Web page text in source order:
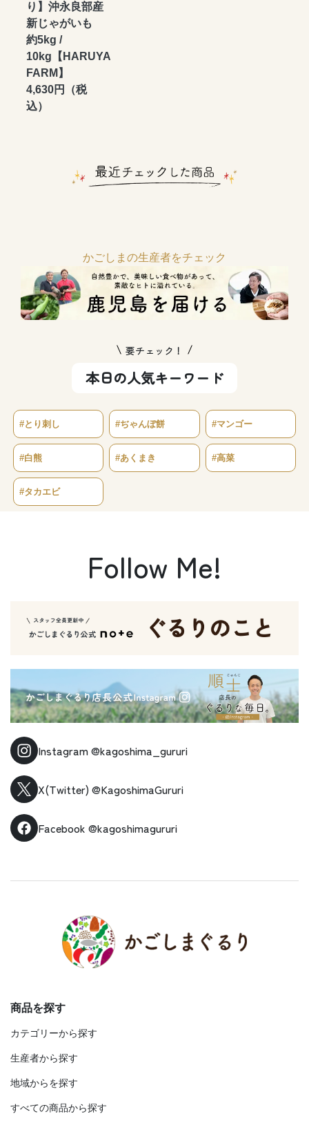
り】沖永良部産
新じゃがいも
約5kg /
10kg【HARUYA
FARM】
4,630円（税
込）
かごしまの生産者をチェック
要チェック！
本日の人気キーワード
#とり刺し #ぢゃんぼ餅 #マンゴー
#白熊 #あくまき #高菜
#タカエビ
Follow Me!
Instagram@kagoshima_gururi
X(Twitter) @KagoshimaGururi
Facebook @kagoshimagururi
商品を探す
カテゴリーから探す
生産者から探す
地域からを探す
すべての商品から探す